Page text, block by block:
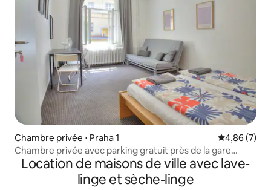
Chambre privée ⋅ Praha 1 Évaluation
4,86 (7)
Chambre privée avec parking gratuit près de la gare
principale
Location de maisons de ville avec lave-
linge et sèche-linge